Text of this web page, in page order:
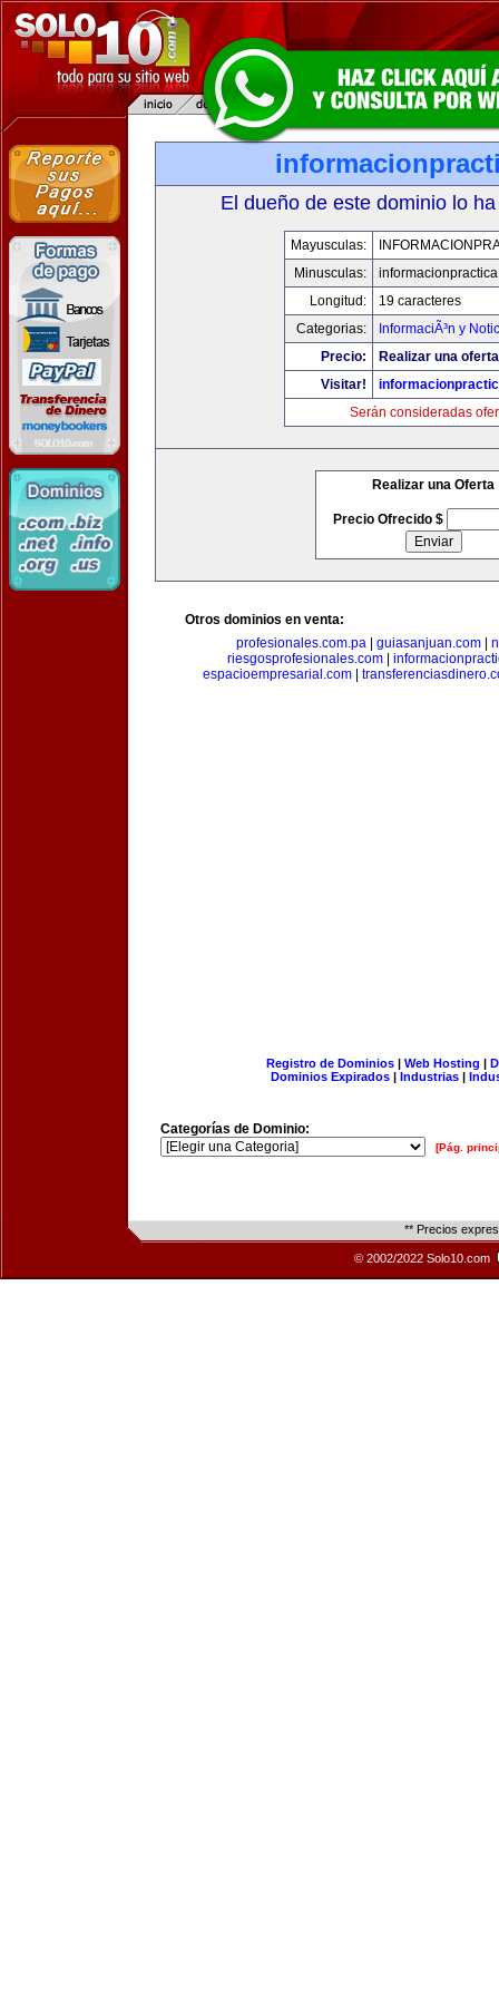
El dueño de este dominio lo
Mayusculas:
Minusculas:
Longitud:
19 caracteres
Categorias:
InformaciÃ³n y
Precio:
Realizar una
Visitar!
Serán consideradas
Realizar una Oferta
Precio Ofrecido $
Otros dominios en venta:
profesionales.com.pa
guiasanjuan.com
riesgosprofesionales.com
espacioempresarial.com
Registro de Dominios| Web Hosting |
Dominios Expirados | Industrias |
Categorías de Dominio:
[Pág.
** Precios
© 2002/2022 Solo10.com